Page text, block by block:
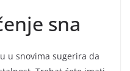
sna
u snovima sugerira da